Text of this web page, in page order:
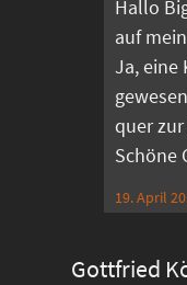
Hallo
auf
Ja, eine
quer
Schöne
19. April
Gottfried